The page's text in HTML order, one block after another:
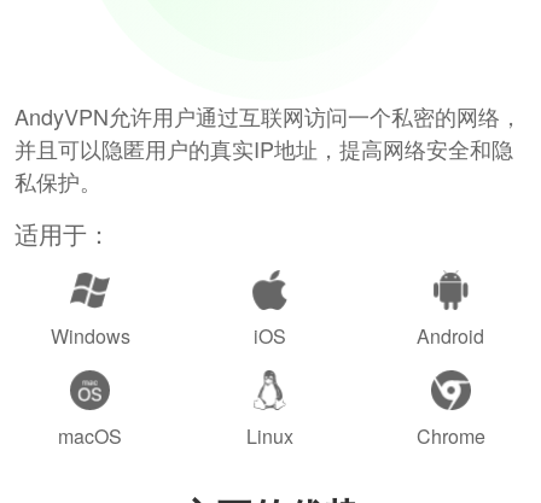
AndyVPN允许用户通过互联网访问一个私密的网络，
并且可以隐匿用户的真实IP地址，提高网络安全和隐
私保护。
适用于：
Windows iOS Android
macOS Linux Chrome